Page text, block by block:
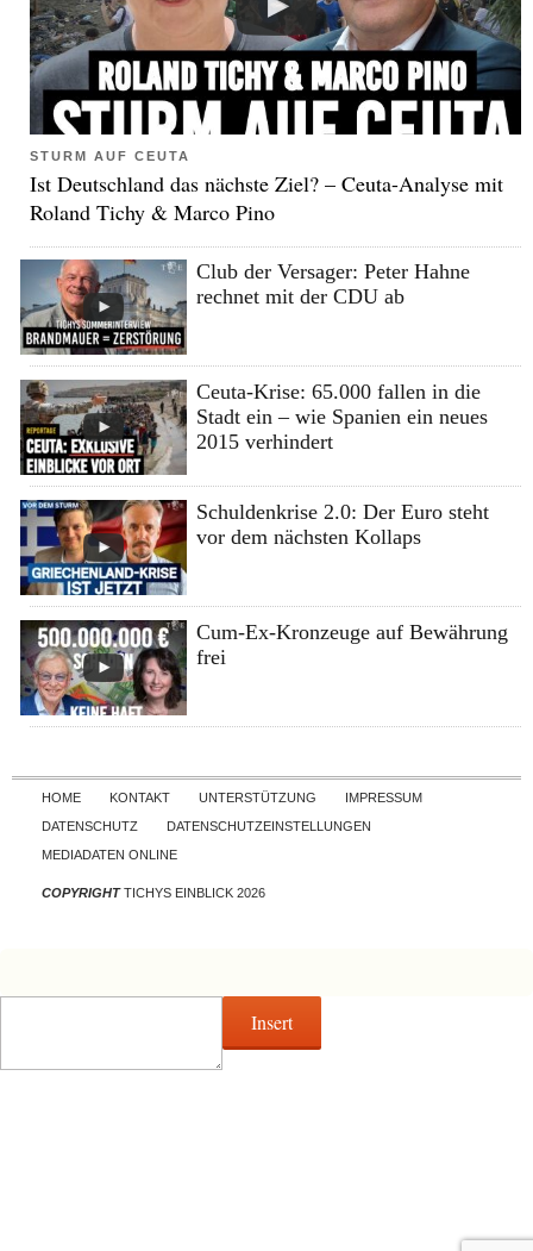
STURM AUF CEUTA
Ist Deutschland das nächste Ziel? – Ceuta-Analyse mit
Roland Tichy & Marco Pino
Club der Versager: Peter Hahne
rechnet mit der CDU ab
Ceuta-Krise: 65.000 fallen in die
Stadt ein – wie Spanien ein neues
2015 verhindert
Schuldenkrise 2.0: Der Euro steht
vor dem nächsten Kollaps
Cum-Ex-Kronzeuge auf Bewährung
frei
Skip to content
HOME KONTAKT UNTERSTÜTZUNG
IMPRESSUM
DATENSCHUTZ
DATENSCHUTZEINSTELLUNGEN
MEDIADATEN ONLINE
COPYRIGHTTICHYS EINBLICK 2026
Insert